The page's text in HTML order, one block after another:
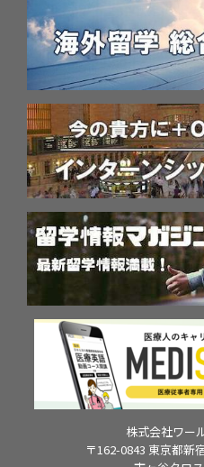
株式会社ワー
〒162-0843 東京都新